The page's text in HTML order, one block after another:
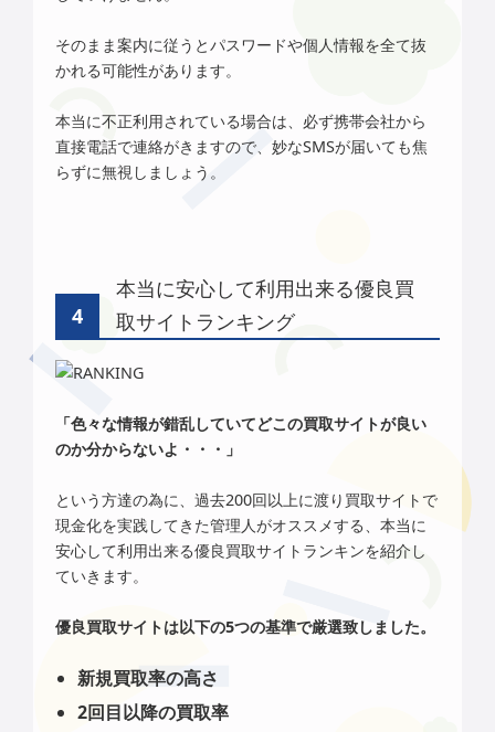
そのまま案内に従うとパスワードや個人情報を全て抜
かれる可能性があります。
本当に不正利用されている場合は、必ず携帯会社から
直接電話で連絡がきますので、妙なSMSが届いても焦
らずに無視しましょう。
本当に安心して利用出来る優良買
取サイトランキング
「色々な情報が錯乱していてどこの買取サイトが良い
のか分からないよ・・・」
という方達の為に、過去200回以上に渡り買取サイトで
現金化を実践してきた管理人がオススメする、本当に
安心して利用出来る優良買取サイトランキンを紹介し
ていきます。
優良買取サイトは以下の5つの基準で厳選致しました。
新規買取率の高さ
2回目以降の買取率